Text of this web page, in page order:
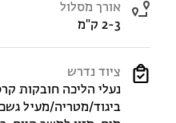
אורך מסלול
2-3 ק"מ
ציוד נדרש
נעלי הליכה חובקות